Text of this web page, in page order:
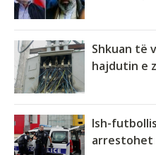
Shkuan të
hajdutin e
Ish-
arrestohet